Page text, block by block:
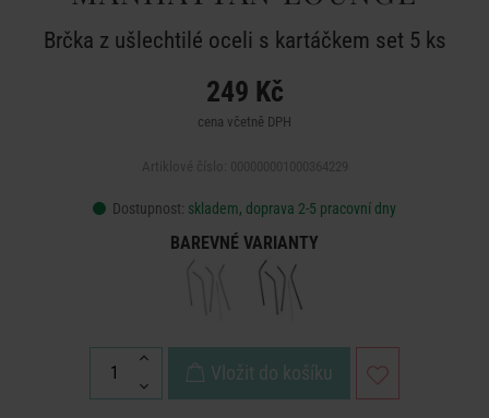
Brčka z ušlechtilé oceli s kartáčkem set 5 ks
249 Kč
cena včetně DPH
Dostupnost: skladem, doprava 2-5 pracovní dny
BAREVNÉ VARIANTY
Vložit do košíku